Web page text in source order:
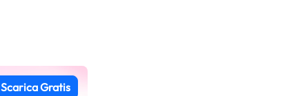
Scarica Gratis